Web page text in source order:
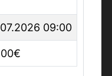
09:00